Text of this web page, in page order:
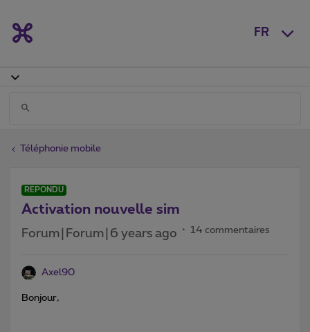
FR
Téléphonie mobile
RÉPONDU
Activation nouvelle sim
Forum|Forum|6 years ago 14 commentaires
Axel90
Bonjour,